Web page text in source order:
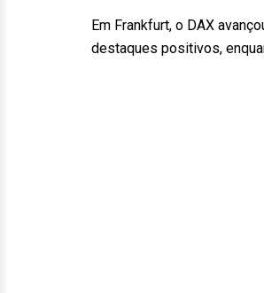
Em Frankfurt, o DAX
destaques positivos,